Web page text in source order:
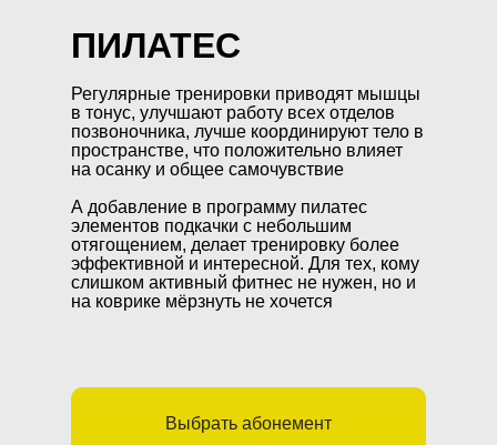
ПИЛАТЕС
Регулярные тренировки приводят мышцы
в тонус, улучшают работу всех отделов
позвоночника, лучше координируют тело в
пространстве, что положительно влияет
на осанку и общее самочувствие
А добавление в программу пилатес
элементов подкачки с небольшим
отягощением, делает тренировку более
эффективной и интересной. Для тех, кому
слишком активный фитнес не нужен, но и
на коврике мёрзнуть не хочется
Выбрать абонемент